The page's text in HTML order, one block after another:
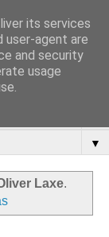
▼
Laxe.
its services
user-agent are
and security
usage